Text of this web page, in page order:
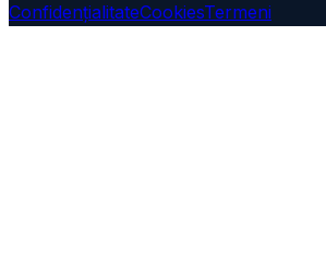
ConfidențialitateCookiesTermeni